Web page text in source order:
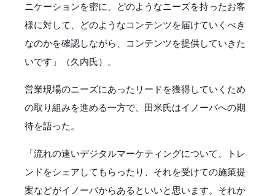
ニケーションを密に、どのようなニーズを持ったお客
様に対して、どのようなコンテンツを届けていくべき
なのかを確認しながら、コンテンツを提供していきた
いです」（久内氏）。
営業現場のニーズにあったリードを獲得していくため
の取り組みを進める一方で、田米氏はイノーバへの期
待を語った。
「流れの速いデジタルマーケティングについて、トレ
ンドをシェアしてもらったり、それを受けての施策提
案などがイノーバからあるといいと思います。それか